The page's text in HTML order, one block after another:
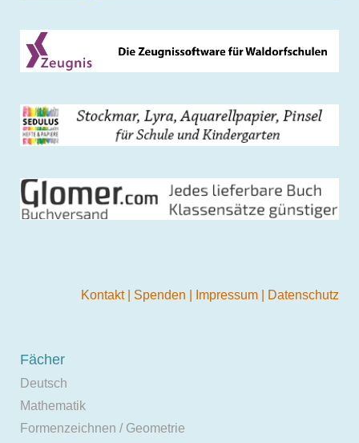
Kontakt Spenden Impressum Datenschutz
Fächer
Deutsch
Mathematik
Formenzeichnen / Geometrie